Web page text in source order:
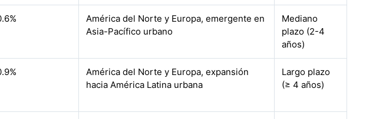
América del Norte y Europa, emergente en
Asia-Pacífico urbano
Mediano
plazo (2-4
años)
América del Norte y Europa, expansión
hacia América Latina urbana
Largo plazo
(≥ 4 años)